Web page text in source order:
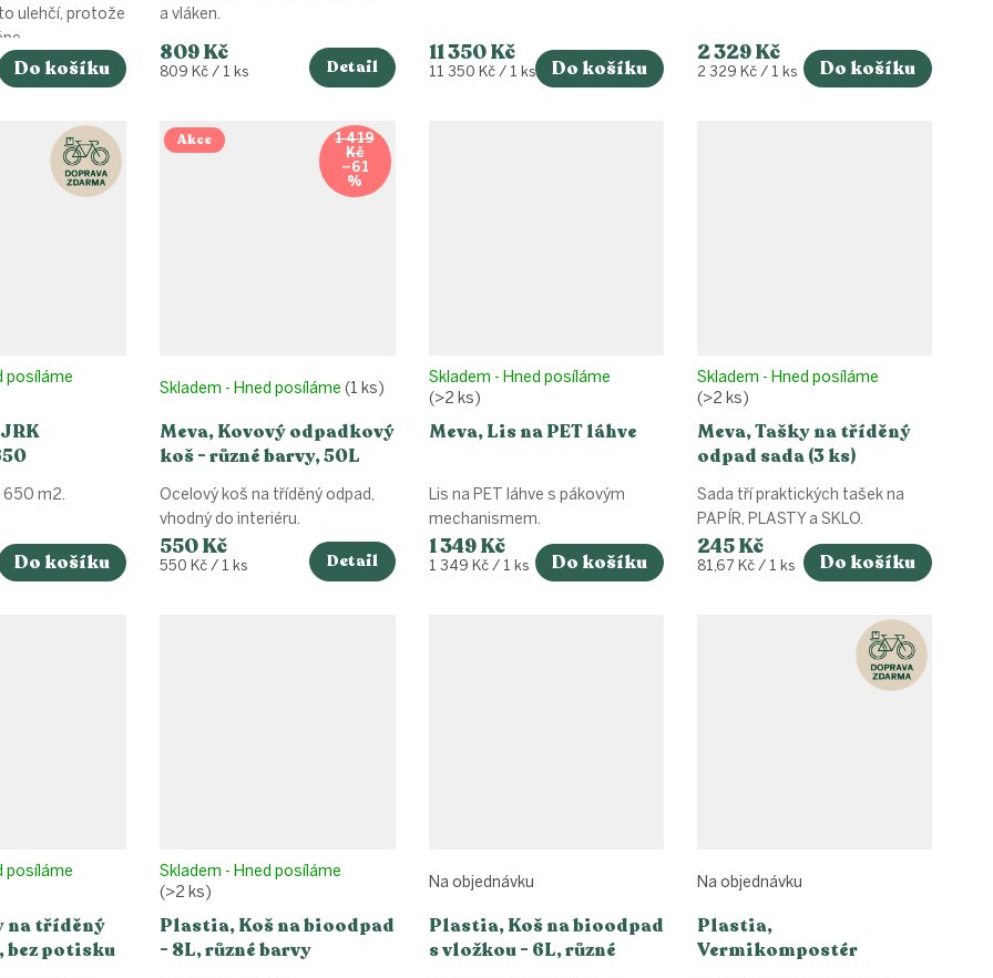
Do košíku
ulehčí, protože
809 Kč
Měrná
809 Kč / 1 ks Detail
a vláken.
11 350 Kč
Měrná
11 350 Kč / 1 ks Do košíku
2 329 Kč
Měrná
2 329 Kč / 1 ks Do košíku
posíláme
Do košíku
650 m2.
Akce
1 419
Kč
–61
%
Meva, Kovový odpadkový
koš - různé barvy, 50L
Skladem - Hned posíláme(1 ks)
550 Kč
Měrná
550 Kč / 1 ks Detail
Ocelový koš na tříděný odpad,
vhodný do interiéru.
Meva, Lis na PET láhve
Skladem - Hned posíláme
(>2 ks)
1 349 Kč
Měrná
1 349 Kč / 1 ks Do košíku
Lis na PET láhve s pákovým
mechanismem.
Meva, Tašky na tříděný
odpad sada (3 ks)
Skladem - Hned posíláme
(>2 ks)
245 Kč
Měrná
81,67 Kč / 1 ks Do košíku
Sada tří praktických tašek na
PAPÍR, PLASTY a SKLO.
na tříděný
bez potisku
posíláme
Plastia, Koš na bioodpad
- 8L, různé barvy
Skladem - Hned posíláme
(>2 ks)
Plastia, Koš na bioodpad
s vložkou - 6L, různé
Na objednávku
Plastia,
Vermikompostér
Na objednávku